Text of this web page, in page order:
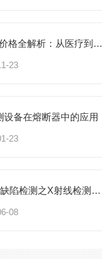
x-ray检测价格全解析：从医疗到工业的多元定价逻辑
23
设备在熔断器中的应用
23
IGBT内部缺陷检测之X射线检测设备
08